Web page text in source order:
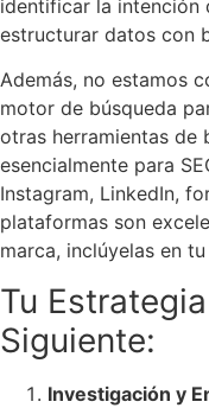
identificar la intención
estructurar datos con
Además, no estamos
motor de búsqueda
otras herramientas de
esencialmente para
Instagram, LinkedIn,
plataformas son
marca, inclúyelas en
Tu
Siguiente:
Investigación y